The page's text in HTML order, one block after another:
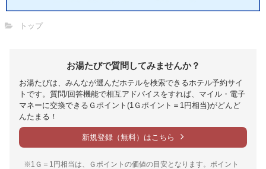
トップ
お湯たびで質問してみませんか？
お湯たびは、みんなが選んだホテルを検索できるホテル予約サイ
トです。質問/回答機能で相互アドバイスをすれば、マイル・電子
マネーに交換できるＧポイント(1Ｇポイント＝1円相当)がどんど
んたまる！
新規登録（無料）はこちら
※1Ｇ＝1円相当は、Ｇポイントの価値の目安となります。ポイント